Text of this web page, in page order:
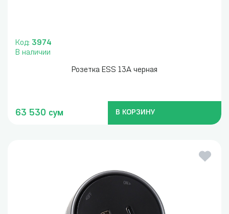
Код: 3974
В наличии
Розетка ESS 13A черная
63 530 сум В КОРЗИНУ